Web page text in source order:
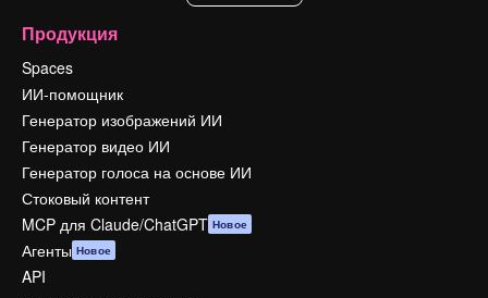
Продукция
Spaces
ИИ-помощник
Генератор изображений ИИ
Генератор видео ИИ
Генератор голоса на основе ИИ
Стоковый контент
MCP для Claude/ChatGPT Новое
Агенты Новое
API